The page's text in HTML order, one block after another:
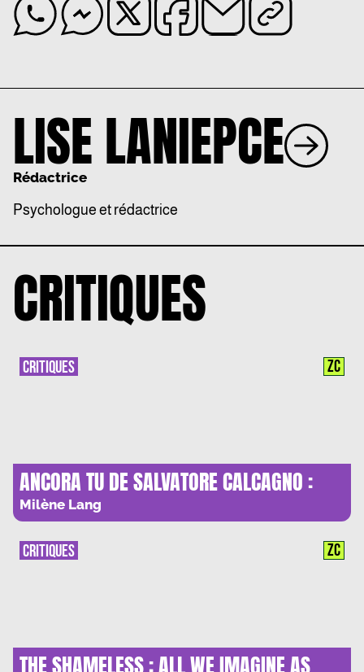
LISE LANIEPCE
Rédactrice
Psychologue et rédactrice
CRITIQUES
ANCORA TU DE SALVATORE CALCAGNO :
LUMIERE ET TORPEUR DES AMOURS
PERDUS
Milène Lang
CRITIQUES ZC
CRITIQUES ZC